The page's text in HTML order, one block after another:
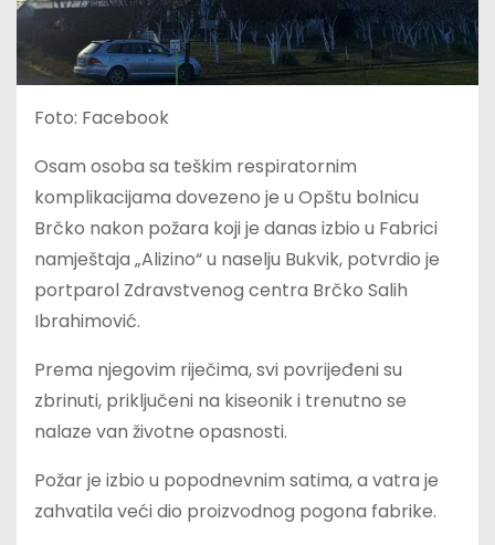
Foto: Facebook
Osam osoba sa teškim respiratornim
komplikacijama dovezeno je u Opštu bolnicu
Brčko nakon požara koji je danas izbio u Fabrici
namještaja „Alizino“ u naselju Bukvik, potvrdio je
portparol Zdravstvenog centra Brčko Salih
Ibrahimović.
Prema njegovim riječima, svi povrijeđeni su
zbrinuti, priključeni na kiseonik i trenutno se
nalaze van životne opasnosti.
Požar je izbio u popodnevnim satima, a vatra je
zahvatila veći dio proizvodnog pogona fabrike.